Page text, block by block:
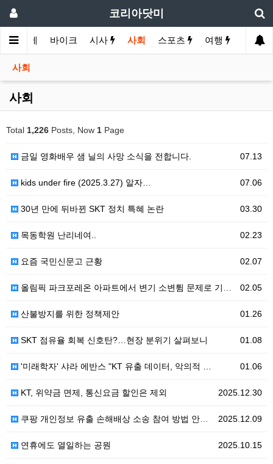
코리아닷미
경제 바이크 시사 사회 스포츠 여행 유머
사회
사회
Total 1,226 Posts, Now 1 Page
07.13
금일 영화배우 샘 닐의 사망 소식을 전합니다.
07.06
kids under fire (2025.3.27) 알자…
03.30
30년 만에 뒤바뀐 SKT 정치 특혜 논란
02.23
목동학원 난리네여..
02.07
요즘 국민신문고 근황
02.05
올림픽 파크포레온 아파트에서 변기 소변튐 문제로 기사까…
01.26
산불방지를 위한 정책제안
01.08
SKT 점유율 회복 신호탄?…현장 분위기 살펴보니
01.06
'미래학자' 샤라 에반스 "KT 유출 데이터, 악의적 …
2025.12.30
KT, 위약금 면제, 통신요금 할인은 제외
2025.12.09
쿠팡 개인정보 유출 손해배상 소송 참여 방법 안내 법무…
2025.10.15
연휴에도 열일하는 공뭔